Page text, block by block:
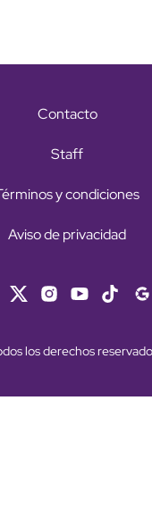
Contacto
Staff
y condiciones
Aviso de privacidad
los derechos